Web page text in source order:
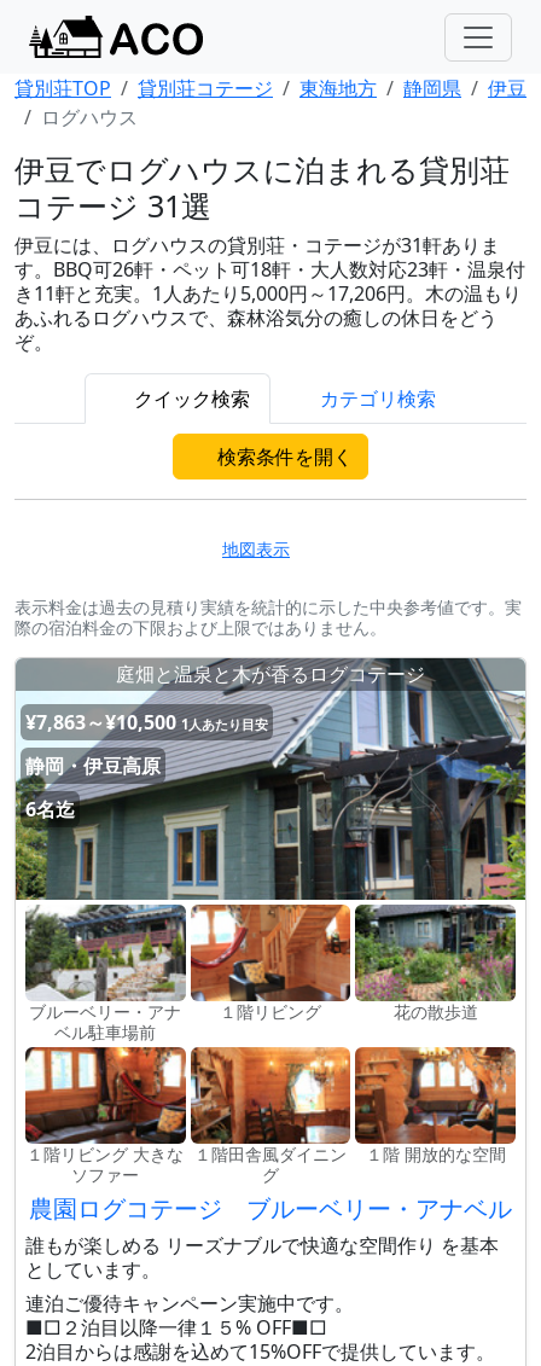
貸別荘TOP 貸別荘コテージ 東海地方 静岡県
伊豆
ログハウス
伊豆でログハウスに泊まれる貸別荘
コテージ 31選
伊豆には、ログハウスの貸別荘・コテージが31軒ありま
す。BBQ可26軒・ペット可18軒・大人数対応23軒・温泉付
き11軒と充実。1人あたり5,000円～17,206円。木の温もり
あふれるログハウスで、森林浴気分の癒しの休日をどう
ぞ。
クイック検索 カテゴリ検索
検索条件を開く
地図表示
表示料金は過去の見積り実績を統計的に示した中央参考値です。実
際の宿泊料金の下限および上限ではありません。
庭畑と温泉と木が香るログコテージ
¥7,863～¥10,500 1人あたり目安
静岡・伊豆高原
6名迄
ブルーベリー・アナ
ベル駐車場前
１階リビング 花の散歩道
１階リビング 大きな
ソファー
１階田舎風ダイニン
グ
１階 開放的な空間
農園ログコテージ ブルーベリー・アナベル
誰もが楽しめる リーズナブルで快適な空間作り を基本
としています。
連泊ご優待キャンペーン実施中です。
■□２泊目以降一律１５% OFF■□
2泊目からは感謝を込めて15%OFFで提供しています。